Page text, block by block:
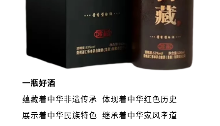
一瓶好酒
蕴藏着中华非遗传承 体现着中华红色历史
展示着中华民族特色 继承着中华家风孝道